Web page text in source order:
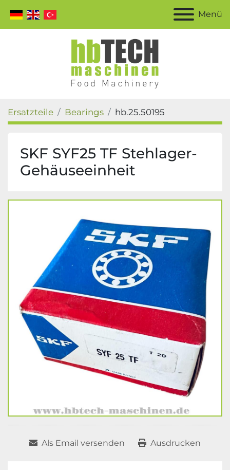
Menü
Ersatzteile Bearings hb.25.50195
SKF SYF25 TF Stehlager-
Gehäuseeinheit
Als Email versenden Ausdrucken